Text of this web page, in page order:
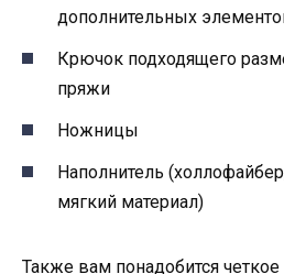
дополнительных
Крючок подходящего
пряжи
Ножницы
Наполнитель
мягкий материал)
Также вам понадобится